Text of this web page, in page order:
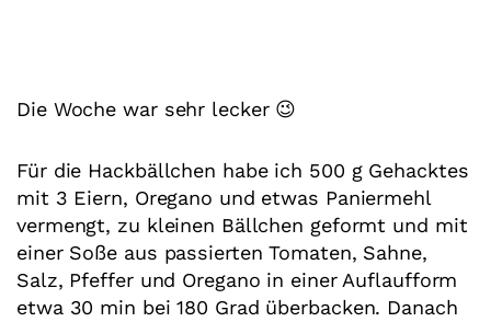
Die Woche war sehr lecker 😉
Für die Hackbällchen habe ich 500 g Gehacktes
mit 3 Eiern, Oregano und etwas Paniermehl
vermengt, zu kleinen Bällchen geformt und mit
einer Soße aus passierten Tomaten, Sahne,
Salz, Pfeffer und Oregano in einer Auflaufform
etwa 30 min bei 180 Grad überbacken. Danach